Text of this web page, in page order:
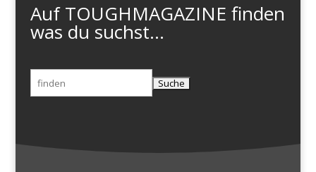
Auf TOUGHMAGAZINE finden
was du suchst...
Suchen
nach: